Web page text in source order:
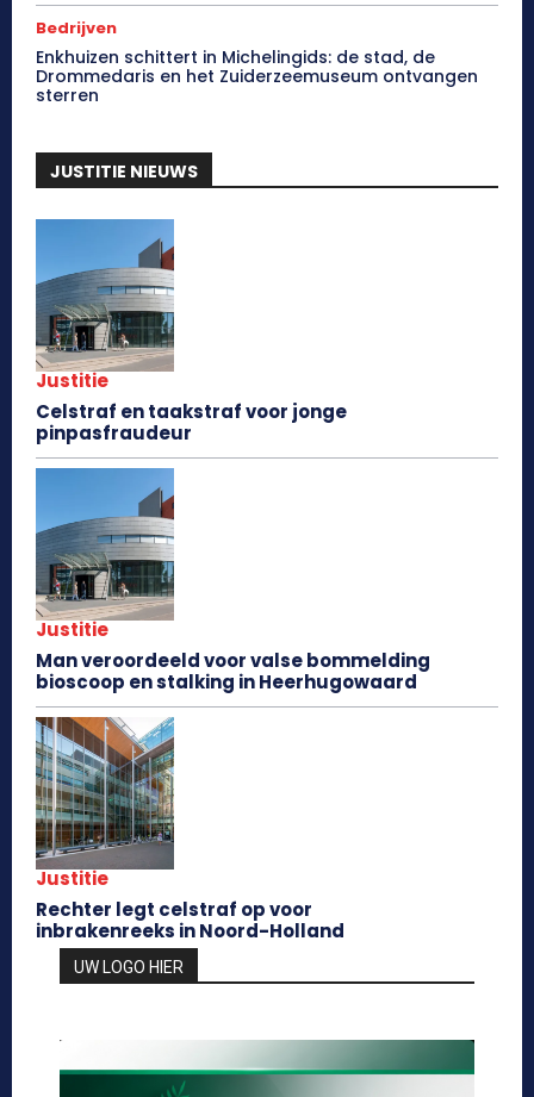
Bedrijven
Enkhuizen schittert in Michelingids: de stad, de
Drommedaris en het Zuiderzeemuseum ontvangen
sterren
JUSTITIE NIEUWS
Justitie
Celstraf en taakstraf voor jonge
pinpasfraudeur
Justitie
Man veroordeeld voor valse bommelding
bioscoop en stalking in Heerhugowaard
Justitie
Rechter legt celstraf op voor
inbrakenreeks in Noord-Holland
UW LOGO HIER